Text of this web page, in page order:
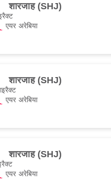
शारजाह (SHJ)
एयर अरेबिया
शारजाह (SHJ)
एयर अरेबिया
शारजाह (SHJ)
एयर अरेबिया